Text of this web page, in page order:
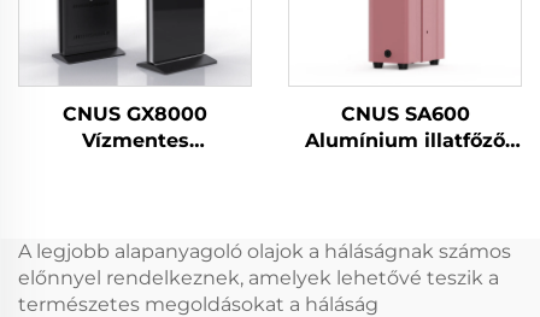
CNUS GX8000
Vízmentes
diffuser illatrendszer
LCD érintőképernyő
Kioszk
CNUS SA600
Alumínium illatfőző
Elektronikus illatfőző
vízmentes hvac
Diffuser Hotel
A legjobb alapanyagoló olajok a háláságnak számos
előnnyel rendelkeznek, amelyek lehetővé teszik a
természetes megoldásokat a háláság